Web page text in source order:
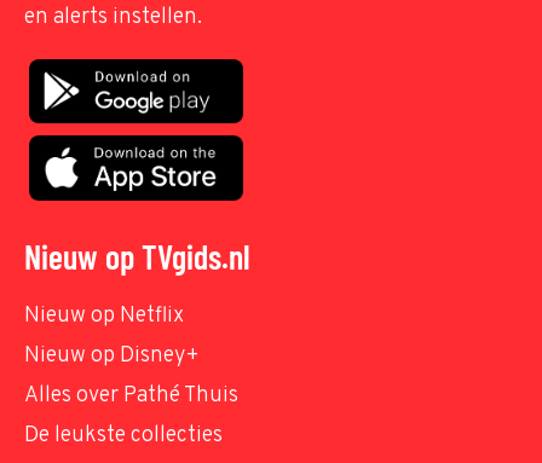
en alerts instellen.
Nieuw op TVgids.nl
Nieuw op Netflix
Nieuw op Disney+
Alles over Pathé Thuis
De leukste collecties